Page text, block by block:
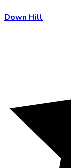
Down Hill